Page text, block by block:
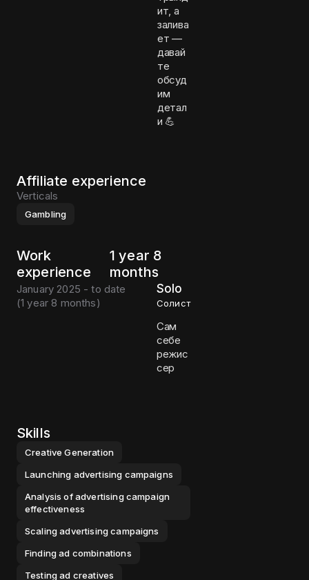
ит, а
залива
ет —
давай
те
обсуд
им
детал
и 💪
Affiliate experience
Verticals
Gambling
Work
experience
1 year 8
months
January 2025 - to date
(1 year 8 months)
Solo
Солист
Сам
себе
режис
сер
Skills
Creative Generation
Launching advertising campaigns
Analysis of advertising campaign
effectiveness
Scaling advertising campaigns
Finding ad combinations
Testing ad creatives